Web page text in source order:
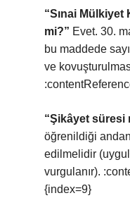
“Sınai
mi?” Evet. 30.
bu maddede
ve
“Şikâyet süresi
öğrenildiği
edilmelidir
vurgulanır).
{index=9}